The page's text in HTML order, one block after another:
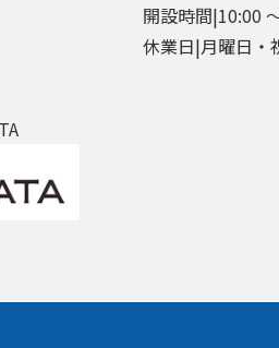
開設時間|10:00
休業日|月曜日・